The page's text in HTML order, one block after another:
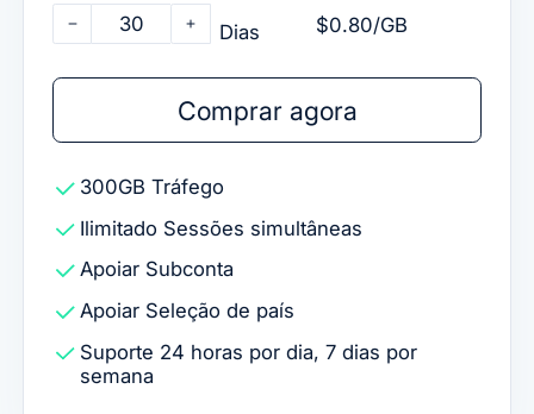
30 Dias $0.80/GB
Comprar agora
300GB Tráfego
Ilimitado Sessões simultâneas
Apoiar Subconta
Apoiar Seleção de país
Suporte 24 horas por dia, 7 dias por
semana